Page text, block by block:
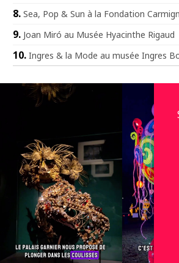
Sea, Pop & Sun à la Fondation
Joan Miró au Musée Hyacinthe Rigaud
Ingres & la Mode au musée Ingres